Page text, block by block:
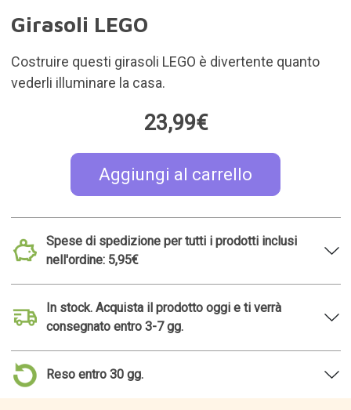
Girasoli LEGO
Costruire questi girasoli LEGO è divertente quanto
vederli illuminare la casa.
23,99€
Aggiungi al carrello
Spese di spedizione per tutti i prodotti inclusi
nell'ordine: 5,95€
In stock. Acquista il prodotto oggi e ti verrà
consegnato entro 3-7 gg.
Reso entro 30 gg.